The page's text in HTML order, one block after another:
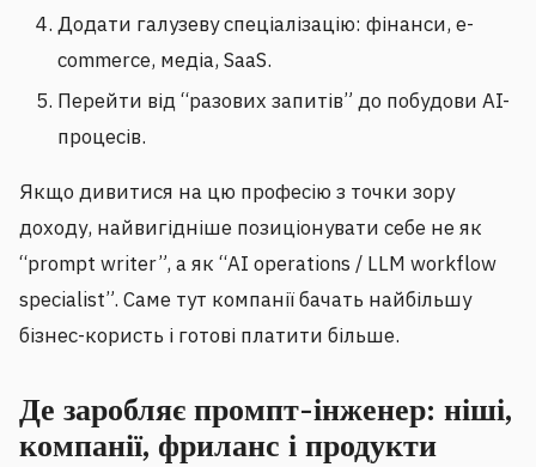
Додати галузеву спеціалізацію: фінанси, e-
commerce, медіа, SaaS.
Перейти від “разових запитів” до побудови AI-
процесів.
Якщо дивитися на цю професію з точки зору
доходу, найвигідніше позиціонувати себе не як
“prompt writer”, а як “AI operations / LLM workflow
specialist”. Саме тут компанії бачать найбільшу
бізнес-користь і готові платити більше.
Де заробляє промпт-інженер: ніші,
компанії, фриланс і продукти